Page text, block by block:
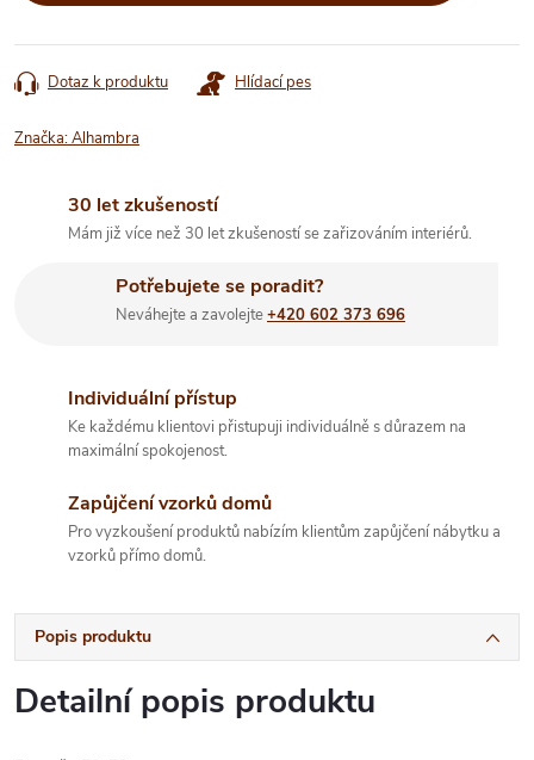
Dotaz k produktu Hlídací pes
Značka:Alhambra
30 let zkušeností
Mám již více než 30 let zkušeností se zařizováním interiérů.
Potřebujete se poradit?
Neváhejte a zavolejte+420 602 373 696
Individuální přístup
Ke každému klientovi přistupuji individuálně s důrazem na
maximální spokojenost.
Zapůjčení vzorků domů
Pro vyzkoušení produktů nabízím klientům zapůjčení nábytku a
vzorků přímo domů.
Popis produktu
Detailní popis produktu